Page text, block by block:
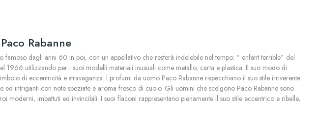
Rabanne
famoso dagli anni 60 in poi, con un appellativo che resterà indelebile nel tempo: “ enfant terrible” del
1966 utilizzando per i suoi modelli materiali inusuali come metallo, carta e plastica. Il suo modo di
di eccentricità e stravaganza. I profumi da uomo Paco Rabanne rispecchiano il suo stile irriverente
ed intriganti con note speziate e aroma fresco di cuoio. Gli uomini che scelgono Paco Rabanne sono
moderni, imbattuti ed invincibili. I suoi flaconi rappresentano pienamente il suo stile eccentrico e ribelle,